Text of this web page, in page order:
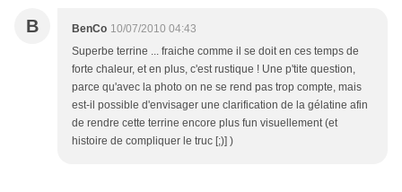
B BenCo 10/07/2010 04:43
Superbe terrine ... fraiche comme il se doit en ces temps de
forte chaleur, et en plus, c'est rustique ! Une p'tite question,
parce qu'avec la photo on ne se rend pas trop compte, mais
est-il possible d'envisager une clarification de la gélatine afin
de rendre cette terrine encore plus fun visuellement (et
histoire de compliquer le truc [;)] )